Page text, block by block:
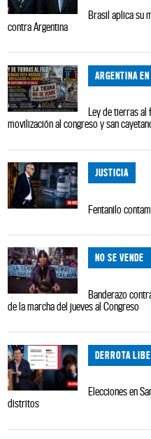
Brasil aplica su
contra Argentina
ARGENTINA
Ley de tierras
movilización al congreso y san
JUSTICIA
Fentanilo
NO SE VENDE
Banderazo
de la marcha del jueves al Congreso
DERROTA
Elecciones en
distritos